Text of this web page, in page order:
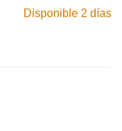
Disponible 2 días